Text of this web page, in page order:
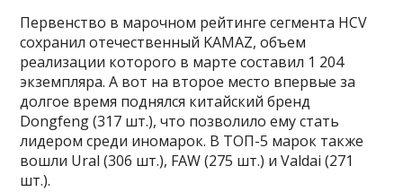
Первенство в марочном рейтинге сегмента HCV
сохранил отечественный KAMAZ, объем
реализации которого в марте составил 1 204
экземпляра. А вот на второе место впервые за
долгое время поднялся китайский бренд
Dongfeng (317 шт.), что позволило ему стать
лидером среди иномарок. В ТОП-5 марок также
вошли Ural (306 шт.), FAW (275 шт.) и Valdai (271
шт.).